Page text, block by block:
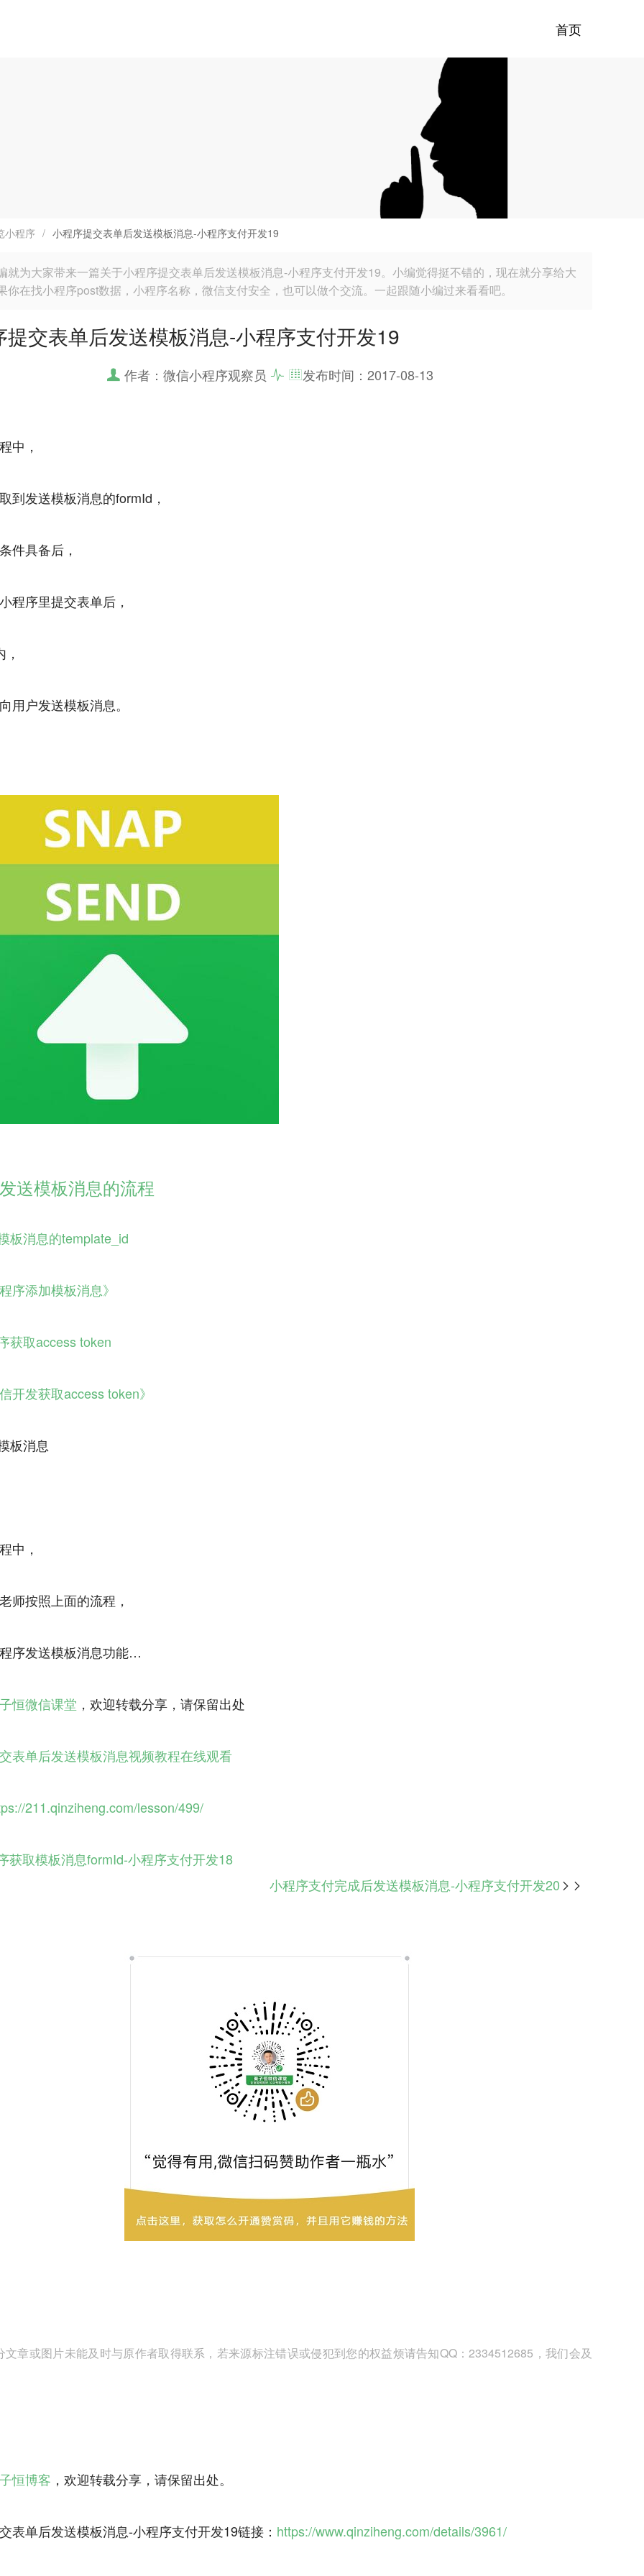
首页
小程序 / 小程序提交表单后发送模板消息-小程序支付开发19
就为大家带来一篇关于小程序提交表单后发送模板消息-小程序支付开发19。小编觉得挺不错的，现在就分享给大
你在找小程序post数据，小程序名称，微信支付安全，也可以做个交流。一起跟随小编过来看看吧。
提交表单后发送模板消息-小程序支付开发19
作者：微信小程序观察员 发布时间： 2017-08-13
中，
到发送模板消息的formId，
件具备后，
程序里提交表单后，
用户发送模板消息。
送模板消息的流程
板消息的template_id
序添加模板消息》
获取access token
开发获取access token》
板消息
中，
师按照上面的流程，
序发送模板消息功能…
恒微信课堂 ，欢迎转载分享，请保留出处
表单后发送模板消息视频教程在线观看
211.qinziheng.com/lesson/499/
获取模板消息formId-小程序支付开发18
小程序支付完成后发送模板消息-小程序支付开发20 
文章或图片未能及时与原作者取得联系，若来源标注错误或侵犯到您的权益烦请告知QQ：2334512685，我们会及
恒博客 ，欢迎转载分享，请保留出处。
表单后发送模板消息-小程序支付开发19链接： https://www.qinziheng.com/details/3961/